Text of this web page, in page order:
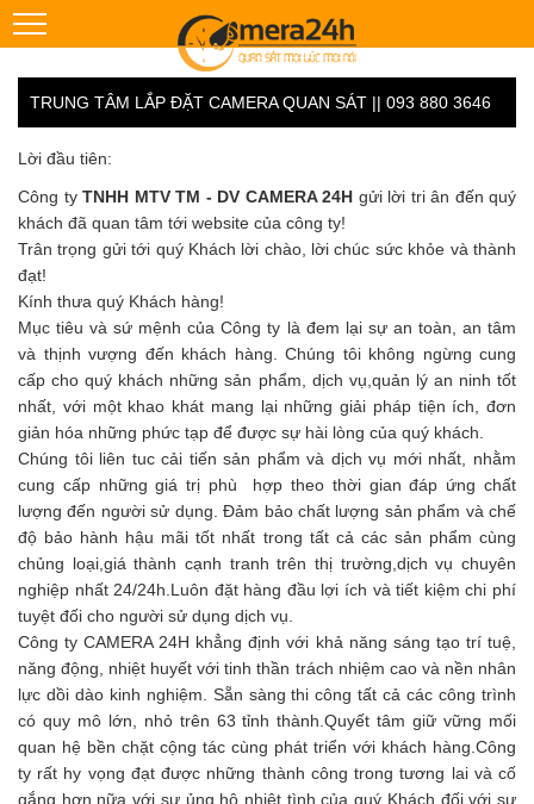
TRUNG TÂM LẮP ĐẶT CAMERA QUAN SÁT || 093 880 3646
Lời đầu tiên:
Công ty TNHH MTV TM - DV CAMERA 24H gửi lời tri ân đến quý
khách đã quan tâm tới website của công ty!
Trân trọng gửi tới quý Khách lời chào, lời chúc sức khỏe và thành
đạt!
Kính thưa quý Khách hàng!
Mục tiêu và sứ mệnh của Công ty là đem lại sự an toàn, an tâm
và thịnh vượng đến khách hàng. Chúng tôi không ngừng cung
cấp cho quý khách những sản phẩm, dịch vụ,quản lý an ninh tốt
nhất, với một khao khát mang lại những giải pháp tiện ích, đơn
giản hóa những phức tạp để được sự hài lòng của quý khách.
Chúng tôi liên tuc cải tiến sản phẩm và dịch vụ mới nhất, nhằm
cung cấp những giá trị phù hợp theo thời gian đáp ứng chất
lượng đến người sử dụng. Đảm bảo chất lượng sản phẩm và chế
độ bảo hành hậu mãi tốt nhất trong tất cả các sản phẩm cùng
chủng loại,giá thành cạnh tranh trên thị trường,dịch vụ chuyên
nghiệp nhất 24/24h.Luôn đặt hàng đầu lợi ích và tiết kiệm chi phí
tuyệt đối cho người sử dụng dịch vụ.
Công ty CAMERA 24H khẳng định với khả năng sáng tạo trí tuệ,
năng động, nhiệt huyết với tinh thần trách nhiệm cao và nền nhân
lực dồi dào kinh nghiệm. Sẵn sàng thi công tất cả các công trình
có quy mô lớn, nhỏ trên 63 tỉnh thành.Quyết tâm giữ vững mối
quan hệ bền chặt cộng tác cùng phát triển với khách hàng.Công
ty rất hy vọng đạt được những thành công trong tương lai và cố
gắng hơn nữa với sự ủng hộ nhiệt tình của quý Khách đối với sự